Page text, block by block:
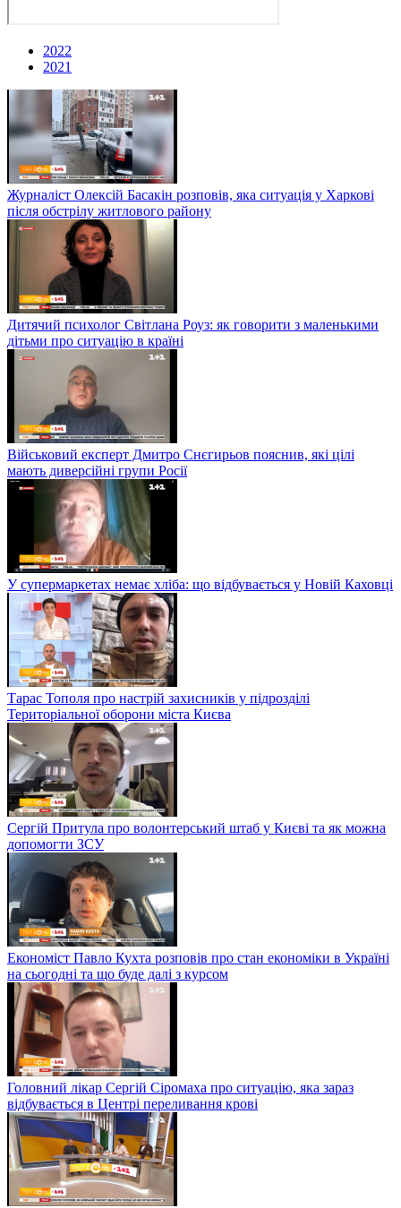
2022
2021
Журналіст Олексій Басакін розповів, яка ситуація у Харкові
після обстрілу житлового району
Дитячий психолог Світлана Роуз: як говорити з маленькими
дітьми про ситуацію в країні
Військовий експерт Дмитро Снєгирьов пояснив, які цілі
мають диверсійні групи Росії
У супермаркетах немає хліба: що відбувається у Новій Каховці
Тарас Тополя про настрій захисників у підрозділі
Територіальної оборони міста Києва
Сергій Притула про волонтерський штаб у Києві та як можна
допомогти ЗСУ
Економіст Павло Кухта розповів про стан економіки в Україні
на сьогодні та що буде далі з курсом
Головний лікар Сергій Сіромаха про ситуацію, яка зараз
відбувається в Центрі переливання крові